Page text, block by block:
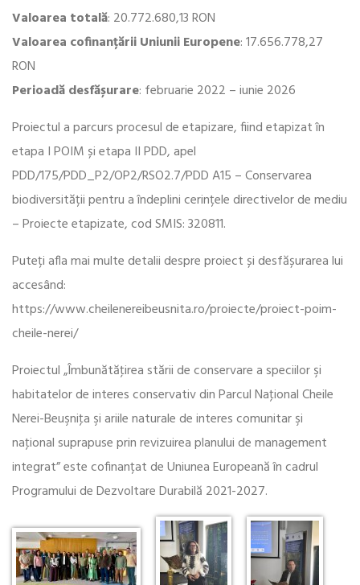
Valoarea totală: 20.772.680,13 RON
Valoarea cofinanțării Uniunii Europene: 17.656.778,27
RON
Perioadă desfășurare: februarie 2022 – iunie 2026
Proiectul a parcurs procesul de etapizare, fiind etapizat în
etapa I POIM și etapa II PDD, apel
PDD/175/PDD_P2/OP2/RSO2.7/PDD A15 – Conservarea
biodiversității pentru a îndeplini cerințele directivelor de mediu
– Proiecte etapizate, cod SMIS: 320811.
Puteți afla mai multe detalii despre proiect și desfășurarea lui
accesând:
https://www.cheilenereibeusnita.ro/proiecte/proiect-poim-
cheile-nerei/
Proiectul „Îmbunătăţirea stării de conservare a speciilor şi
habitatelor de interes conservativ din Parcul Naţional Cheile
Nerei-Beuşniţa şi ariile naturale de interes comunitar şi
naţional suprapuse prin revizuirea planului de management
integrat” este cofinanțat de Uniunea Europeană în cadrul
Programului de Dezvoltare Durabilă 2021-2027.